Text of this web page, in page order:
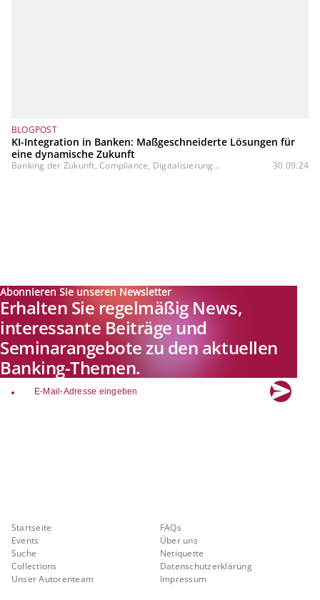
BLOGPOST
KI-Integration in Banken: Maßgeschneiderte Lösungen für
eine dynamische Zukunft
Banking der Zukunft, Compliance, Digitalisierung... 30.09.24
Abonnieren Sie unseren Newsletter
Erhalten Sie regelmäßig News,
interessante Beiträge und
Seminarangebote zu den aktuellen
Banking-Themen.
email
Startseite
Events
Suche
Collections
Unser Autorenteam
FAQs
Über uns
Netiquette
Datenschutzerklärung
Impressum